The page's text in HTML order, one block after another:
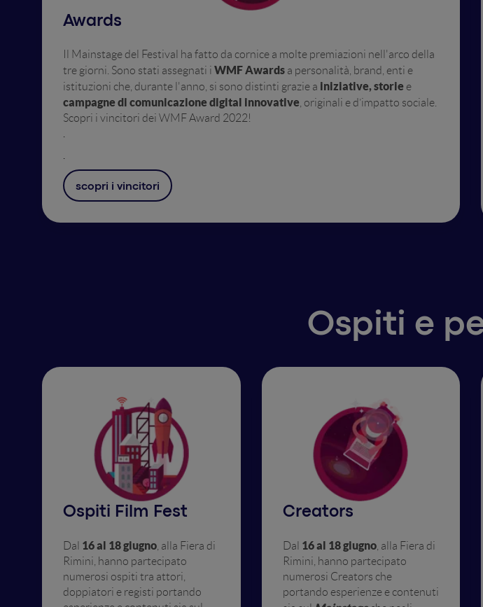
Awards
Il Mainstage del Festival ha fatto da cornice a molte premiazioni nell'arco della
tre giorni. Sono stati assegnati i WMF Awards a personalità, brand, enti e
istituzioni che, durante l'anno, si sono distinti grazie a iniziative, storie e
campagne di comunicazione digital innovative , originali e d’impatto sociale.
Scopri i vincitori dei WMF Award 2022!
scopri i vincitori
Ospiti e
Ospiti Film Fest
Dal 16 al 18 giugno , alla Fiera di
Rimini, hanno partecipato
numerosi ospiti tra attori,
doppiatori e registi portando
Creators
Dal 16 al 18 giugno, alla Fiera di
Rimini, hanno partecipato
numerosi Creators che
portando esperienze e contenuti